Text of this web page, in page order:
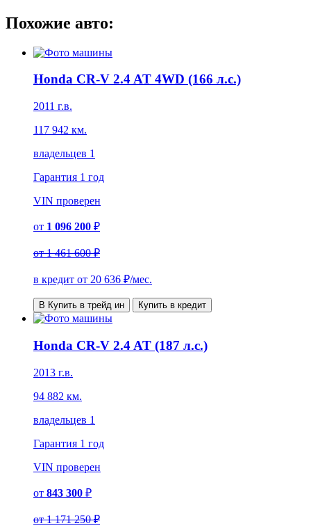
Похожие авто:
Honda CR-V 2.4 AT 4WD (166 л.с.)
2011 г.в.
117 942 км.
владельцев 1
Гарантия 1 год
VIN проверен
от 1 096 200 ₽
от1 461 600 ₽
в кредит от 20 636 ₽/мес.
В Купить в трейд ин Купить в кредит
Honda CR-V 2.4 AT (187 л.с.)
2013 г.в.
94 882 км.
владельцев 1
Гарантия 1 год
VIN проверен
от 843 300 ₽
от1 171 250 ₽